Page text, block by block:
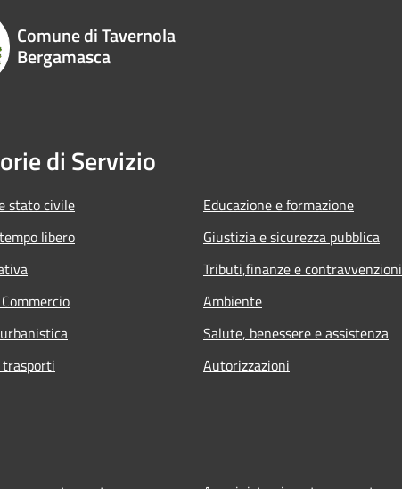
Comune di Tavernola
Bergamasca
di Servizio
stato civile
libero
Educazione e formazione
Giustizia e sicurezza pubblica
Tributi,finanze e contravvenzioni
Ambiente
Salute, benessere e assistenza
Autorizzazioni